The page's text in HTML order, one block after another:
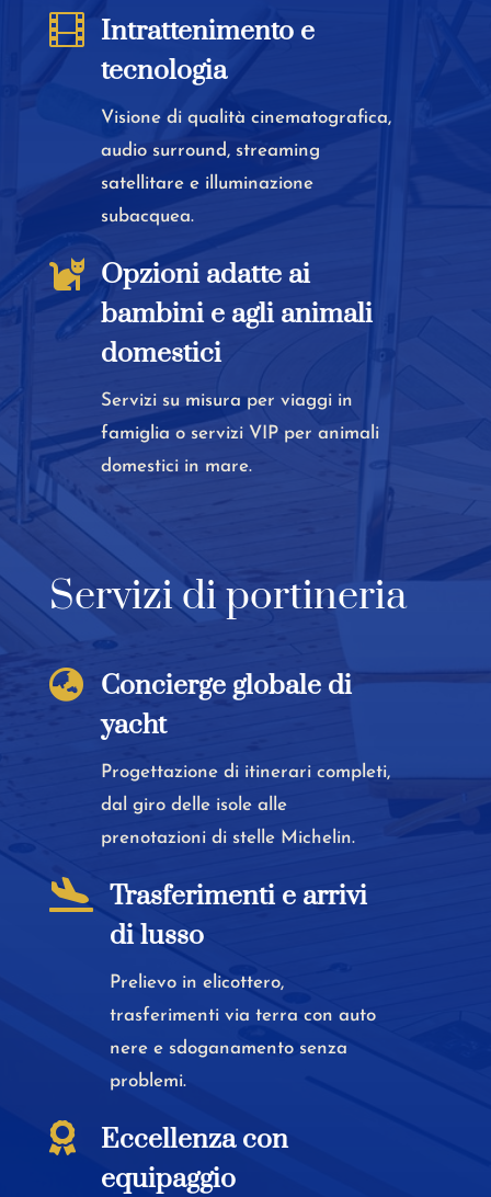
 Intrattenimento e
tecnologia
Visione di qualità cinematografica,
audio surround, streaming
satellitare e illuminazione
subacquea.
 Opzioni adatte ai
bambini e agli animali
domestici
Servizi su misura per viaggi in
famiglia o servizi VIP per animali
domestici in mare.
Servizi di portineria
 Concierge globale di
yacht
Progettazione di itinerari completi,
dal giro delle isole alle
prenotazioni di stelle Michelin.

Trasferimenti e arrivi
di lusso
Prelievo in elicottero,
trasferimenti via terra con auto
nere e sdoganamento senza
problemi.

Eccellenza con
equipaggio